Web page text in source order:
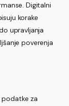
Digitalni
korake
upravljanja
poverenja
za